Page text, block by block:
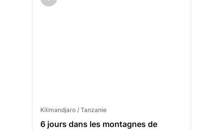
Kilimandjaro / Tanzanie
6 jours dans les montagnes de